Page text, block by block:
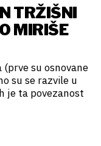
TRŽIŠNI
MIRIŠE
su osnovane
su se razvile u
je ta povezanost